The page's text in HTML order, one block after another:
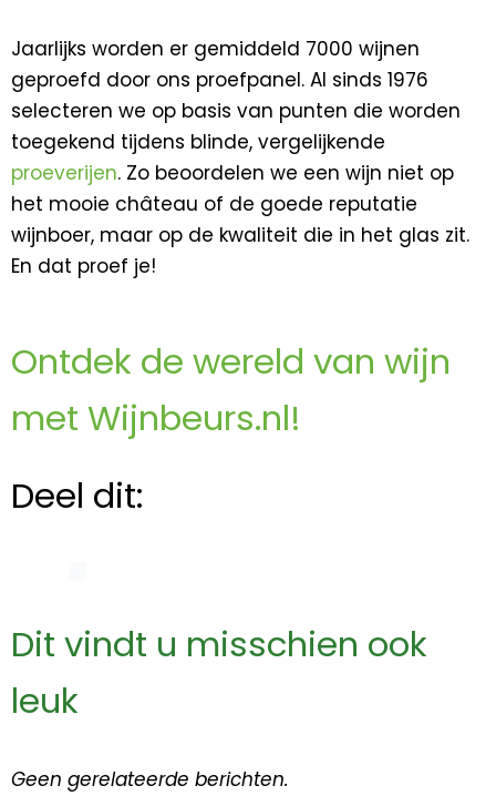
Jaarlijks worden er gemiddeld 7000 wijnen
geproefd door ons proefpanel. Al sinds 1976
selecteren we op basis van punten die worden
toegekend tijdens blinde, vergelijkende
proeverijen. Zo beoordelen we een wijn niet op
het mooie château of de goede reputatie
wijnboer, maar op de kwaliteit die in het glas zit.
En dat proef je!
Ontdek de wereld van wijn
met Wijnbeurs.nl!
Deel dit:
Dit vindt u misschien ook
leuk
Geen gerelateerde berichten.